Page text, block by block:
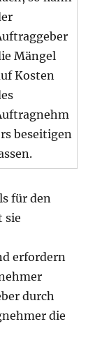
Mängel
Kosten
beseitigen
für den
sie
erfordern
durch
die